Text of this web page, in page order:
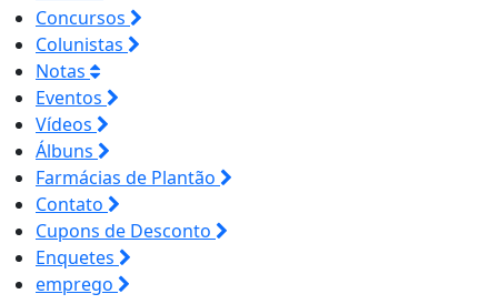
Concursos
Colunistas
Notas
Eventos
Vídeos
Álbuns
Farmácias de Plantão
Contato
Cupons de Desconto
Enquetes
emprego